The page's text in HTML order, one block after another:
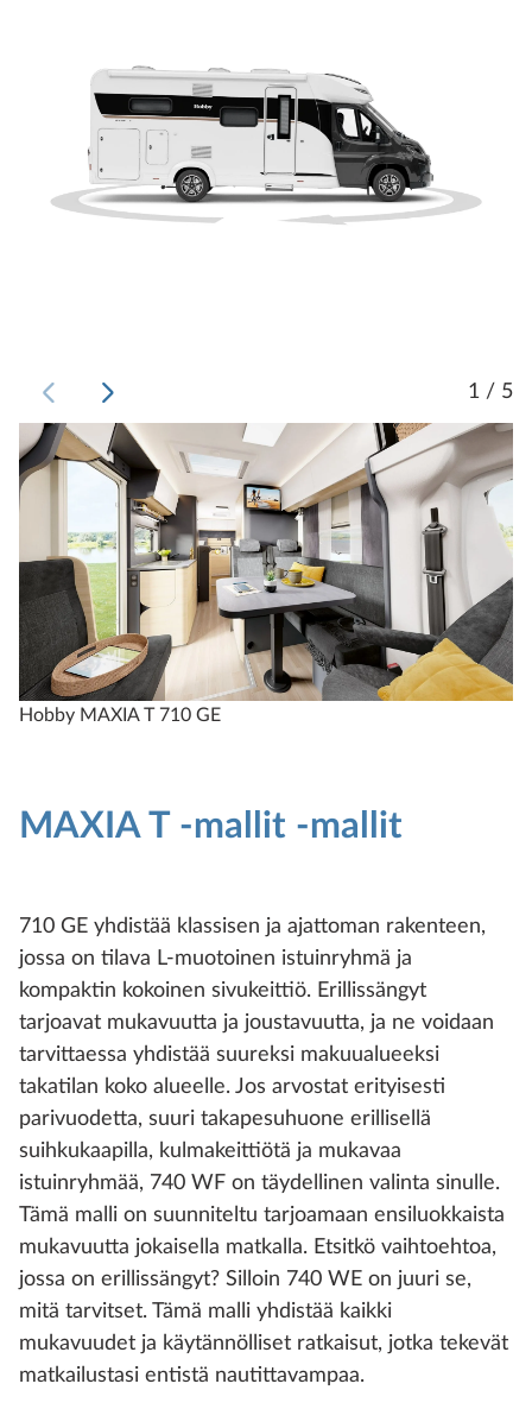
1 / 5
Hobby MAXIA T 710 GE
MAXIA T -mallit -mallit
710 GE yhdistää klassisen ja ajattoman rakenteen,
jossa on tilava L-muotoinen istuinryhmä ja
kompaktin kokoinen sivukeittiö. Erillissängyt
tarjoavat mukavuutta ja joustavuutta, ja ne voidaan
tarvittaessa yhdistää suureksi makuualueeksi
takatilan koko alueelle. Jos arvostat erityisesti
parivuodetta, suuri takapesuhuone erillisellä
suihkukaapilla, kulmakeittiötä ja mukavaa
istuinryhmää, 740 WF on täydellinen valinta sinulle.
Tämä malli on suunniteltu tarjoamaan ensiluokkaista
mukavuutta jokaisella matkalla. Etsitkö vaihtoehtoa,
jossa on erillissängyt? Silloin 740 WE on juuri se,
mitä tarvitset. Tämä malli yhdistää kaikki
mukavuudet ja käytännölliset ratkaisut, jotka tekevät
matkailustasi entistä nautittavampaa.